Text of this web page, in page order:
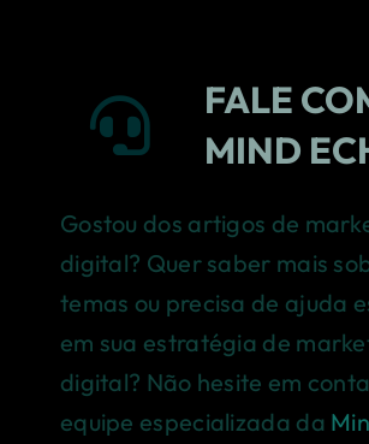
FALE
MIND
Gostou dos artigos de
digital? Quer saber mais
temas ou precisa de ajuda
em sua estratégia de
digital? Não hesite em
equipe especializada da